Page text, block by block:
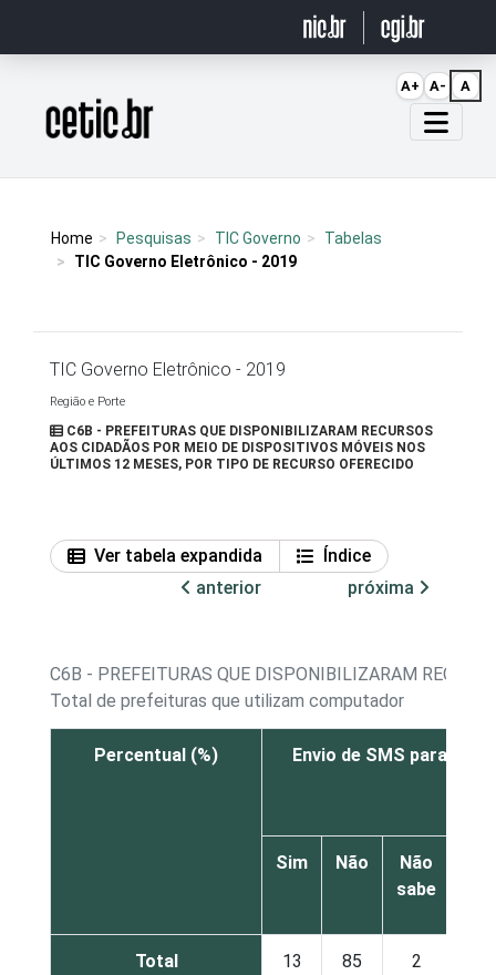
Página inicial
Home Pesquisas TIC Governo
Tabelas
TIC Governo Eletrônico - 2019
TIC Governo Eletrônico - 2019
Região e Porte
C6B - PREFEITURAS QUE DISPONIBILIZARAM RECURSOS
AOS CIDADÃOS POR MEIO DE DISPOSITIVOS MÓVEIS NOS
ÚLTIMOS 12 MESES, POR TIPO DE RECURSO OFERECIDO
Ver tabela expandida
Índice
anterior
próxima
C6B - PREFEITURAS QUE DISPONIBILIZARAM
Total de prefeituras que utilizam computador
Percentual (%) Envio de SMS para o
Sim Não
Não
sabe
Total 13 85 2
A+ A- A